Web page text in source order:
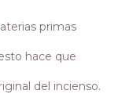
primas
hace que
del incienso.